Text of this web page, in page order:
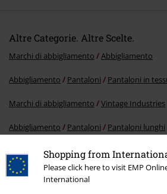
Shopping from
Please click here to visit EMP
International
Altre Categorie. Altre Scelte.
Marchi di abbigliamento Abbigliamento
Abbigliamento Pantaloni Pantaloni in
Marchi di abbigliamento Vintage Industries
Abbigliamento Pantaloni Pantaloni lunghi
Basic Basic uomo